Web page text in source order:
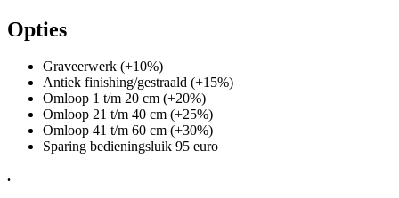
Opties
Graveerwerk (+10%)
Antiek finishing/gestraald (+15%)
Omloop 1 t/m 20 cm (+20%)
Omloop 21 t/m 40 cm (+25%)
Omloop 41 t/m 60 cm (+30%)
Sparing bedieningsluik 95 euro
.